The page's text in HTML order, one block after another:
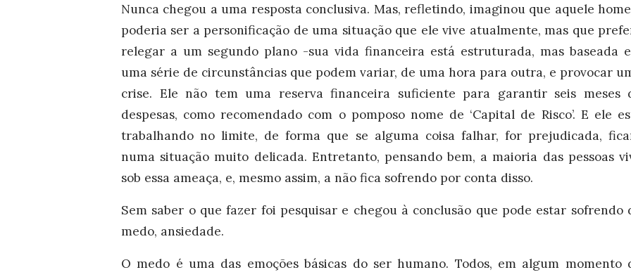
Nunca chegou a uma resposta conclusiva. Mas, refletindo, imaginou que aquele
poderia ser a personificação de uma situação que ele vive atualmente, mas que
relegar a um segundo plano -sua vida financeira está estruturada, mas baseada
uma série de circunstâncias que podem variar, de uma hora para outra, e provocar
crise. Ele não tem uma reserva financeira suficiente para garantir seis meses
despesas, como recomendado com o pomposo nome de ‘Capital de Risco’. E ele
trabalhando no limite, de forma que se alguma coisa falhar, for prejudicada,
numa situação muito delicada. Entretanto, pensando bem, a maioria das pessoas
sob essa ameaça, e, mesmo assim, a não fica sofrendo por conta disso.
Sem saber o que fazer foi pesquisar e chegou à conclusão que pode estar sofrendo
medo, ansiedade.
O medo é uma das emoções básicas do ser humano. Todos, em algum momento